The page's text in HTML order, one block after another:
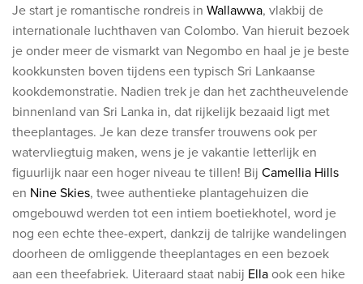
De beste aanbiedingen
IKYK Malta
Dhigali Resort Maldives
SALT of Palmar Mauritius
Bekijk alle promoties
Over Travelworld
Wie zijn wij
Waarom Travelworld
Je start je romantische rondreis in Wallawwa, vlakbij de
internationale luchthaven van Colombo. Van hieruit bezoek
je onder meer de vismarkt van Negombo en haal je je beste
kookkunsten boven tijdens een typisch Sri Lankaanse
kookdemonstratie. Nadien trek je dan het zachtheuvelende
binnenland van Sri Lanka in, dat rijkelijk bezaaid ligt met
theeplantages. Je kan deze transfer trouwens ook per
watervliegtuig maken, wens je je vakantie letterlijk en
figuurlijk naar een hoger niveau te tillen! Bij Camellia Hills
en Nine Skies, twee authentieke plantagehuizen die
omgebouwd werden tot een intiem boetiekhotel, word je
nog een echte thee-expert, dankzij de talrijke wandelingen
doorheen de omliggende theeplantages en een bezoek
aan een theefabriek. Uiteraard staat nabij Ellaook een hike